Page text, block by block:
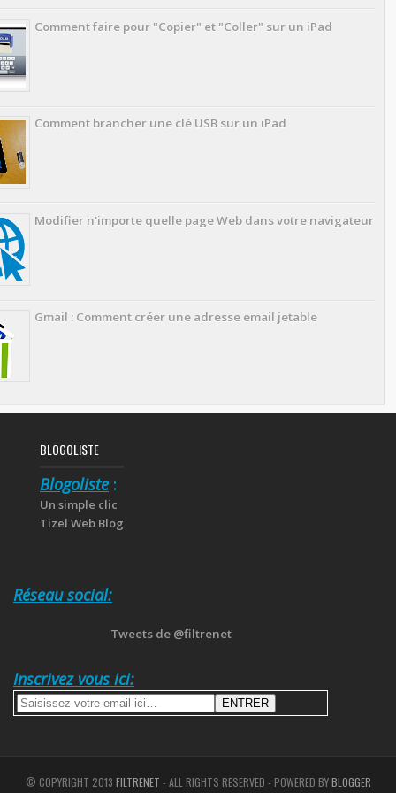
Comment faire pour "Copier" et "Coller" sur un iPad
Comment brancher une clé USB sur un iPad
Modifier n'importe quelle page Web dans votre navigateur
Gmail : Comment créer une adresse email jetable
BLOGOLISTE
Blogoliste :
Un simple clic
Tizel Web Blog
Réseau social:
Tweets de @filtrenet
Inscrivez vous ici:
© COPYRIGHT 2013 FILTRENET - ALL RIGHTS RESERVED - POWERED BYBLOGGER